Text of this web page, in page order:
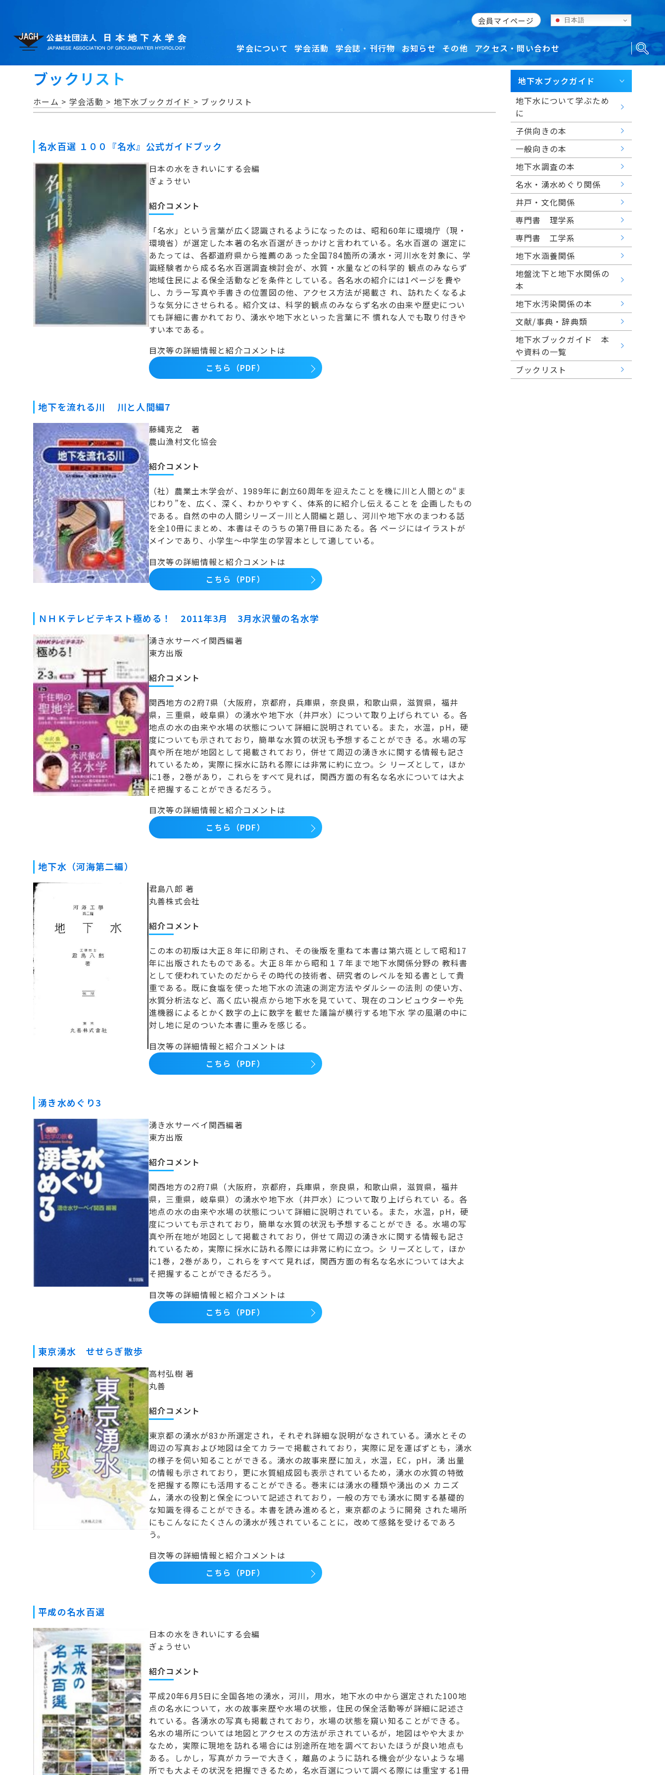
会員マイページ 日本語
学会について 学会活動 学会誌・刊行物 お知らせ その他 アクセス・問い合わせ
ブックリスト
ホーム > 学会活動 > 地下水ブックガイド > ブックリスト
名水百選 １００『名水』公式ガイドブック
日本の水をきれいにする会編
ぎょうせい
紹介コメント
「名水」という言葉が広く認識されるようになったのは、昭和60年に環境庁（現・
環境省）が選定した本著の名水百選がきっかけと言われている。名水百選の 選定に
あたっては、各都道府県から推薦のあった全国784箇所の湧水・河川水を対象に、学
識経験者から成る名水百選調査検討会が、水質・水量などの科学的 観点のみならず
地域住民による保全活動などを条件としている。各名水の紹介には1ページを費や
し、カラー写真や手書きの位置図の他、アクセス方法が掲載さ れ、訪れたくなるよ
うな気分にさせられる。紹介文は、科学的観点のみならず名水の由来や歴史につい
ても詳細に書かれており、湧水や地下水といった言葉に不 慣れな人でも取り付きや
すい本である。
目次等の詳細情報と紹介コメントは
こちら（PDF）
地下を流れる川 川と人間編7
藤縄克之 著
農山漁村文化協会
紹介コメント
（社）農業土木学会が、1989年に創立60周年を迎えたことを機に川と人間との“ま
じわり”を、広く、深く、わかりやすく、体系的に紹介し伝えることを 企画したもの
である。自然の中の人間シリーズ－川と人間編と題し、河川や地下水のまつわる話
を全10冊にまとめ、本書はそのうちの第7冊目にあたる。各 ページにはイラストが
メインであり、小学生～中学生の学習本として適している。
目次等の詳細情報と紹介コメントは
こちら（PDF）
ＮＨＫテレビテキスト極める！ 2011年3月 3月水沢螢の名水学
湧き水サーベイ関西編著
東方出版
紹介コメント
関西地方の2府7県（大阪府，京都府，兵庫県，奈良県，和歌山県，滋賀県，福井
県，三重県，岐阜県）の湧水や地下水（井戸水）について取り上げられてい る。各
地点の水の由来や水場の状態について詳細に説明されている。また，水温，pH，硬
度についても示されており，簡単な水質の状況も予想することができ る。水場の写
真や所在地が地図として掲載されており，併せて周辺の湧き水に関する情報も記さ
れているため，実際に採水に訪れる際には非常に約に立つ。シ リーズとして，ほか
に1巻，2巻があり，これらをすべて見れば，関西方面の有名な名水については大よ
そ把握することができるだろう。
目次等の詳細情報と紹介コメントは
こちら（PDF）
地下水（河海第二編）
君島八郎 著
丸善株式会社
紹介コメント
この本の初版は大正８年に印刷され、その後版を重ねて本書は第六斑として昭和17
年に出版されたものである。大正８年から昭和１７年まで地下水関係分野の 教科書
として使われていたのだからその時代の技術者、研究者のレベルを知る書として貴
重である。既に食塩を使った地下水の流速の測定方法やダルシーの法則 の使い方、
水質分析法など、高く広い視点から地下水を見ていて、現在のコンピュウターや先
進機器によるとかく数字の上に数字を載せた議論が横行する地下水 学の風潮の中に
対し地に足のついた本書に重みを感じる。
目次等の詳細情報と紹介コメントは
こちら（PDF）
湧き水めぐり3
湧き水サーベイ関西編著
東方出版
紹介コメント
関西地方の2府7県（大阪府，京都府，兵庫県，奈良県，和歌山県，滋賀県，福井
県，三重県，岐阜県）の湧水や地下水（井戸水）について取り上げられてい る。各
地点の水の由来や水場の状態について詳細に説明されている。また，水温，pH，硬
度についても示されており，簡単な水質の状況も予想することができ る。水場の写
真や所在地が地図として掲載されており，併せて周辺の湧き水に関する情報も記さ
れているため，実際に採水に訪れる際には非常に約に立つ。シ リーズとして，ほか
に1巻，2巻があり，これらをすべて見れば，関西方面の有名な名水については大よ
そ把握することができるだろう。
目次等の詳細情報と紹介コメントは
こちら（PDF）
東京湧水 せせらぎ散歩
高村弘樹 著
丸善
紹介コメント
東京都の湧水が83か所選定され，それぞれ詳細な説明がなされている。湧水とその
周辺の写真および地図は全てカラーで掲載されており，実際に足を運ばずとも，湧水
の様子を伺い知ることができる。湧水の故事来歴に加え，水温，EC，pH，湧 出量
の情報も示されており，更に水質組成図も表示されているため，湧水の水質の特徴
を把握する際にも活用することができる。巻末には湧水の種類や湧出のメ カニズ
ム，湧水の役割と保全について記述されており，一般の方でも湧水に関する基礎的
な知識を得ることができる。本書を読み進めると，東京都のように開発 された場所
にもこんなにたくさんの湧水が残されていることに，改めて感銘を受けるであろ
う。
目次等の詳細情報と紹介コメントは
こちら（PDF）
平成の名水百選
日本の水をきれいにする会編
ぎょうせい
紹介コメント
平成20年6月5日に全国各地の湧水，河川，用水，地下水の中から選定された100地
点の名水について，水の故事来歴や水場の状態，住民の保全活動等が詳細に記述さ
れている。各湧水の写真も掲載されており，水場の状態を窺い知ることができる。
名水の場所については地図とアクセスの方法が示されているが，地図はやや大まか
なため，実際に現地を訪れる場合には別途所在地を調べておいたほうが良い地点も
ある。しかし，写真がカラーで大きく，離島のように訪れる機会が少ないような場
所でも大よその状況を把握できるため，名水百選について調べる際には重宝する1冊
地下水ブックガイド
地下水について学ぶため
に
子供向きの本
一般向きの本
地下水調査の本
名水・湧水めぐり関係
井戸・文化関係
専門書 理学系
専門書 工学系
地下水涵養関係
地盤沈下と地下水関係の
本
地下水汚染関係の本
文献/事典・辞典類
地下水ブックガイド 本
や資料の一覧
ブックリスト